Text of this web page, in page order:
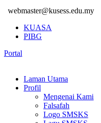
webmaster@kusess.edu.my
KUASA
PIBG
Portal
Laman Utama
Profil
Mengenai Kami
Falsafah
Logo SMSKS